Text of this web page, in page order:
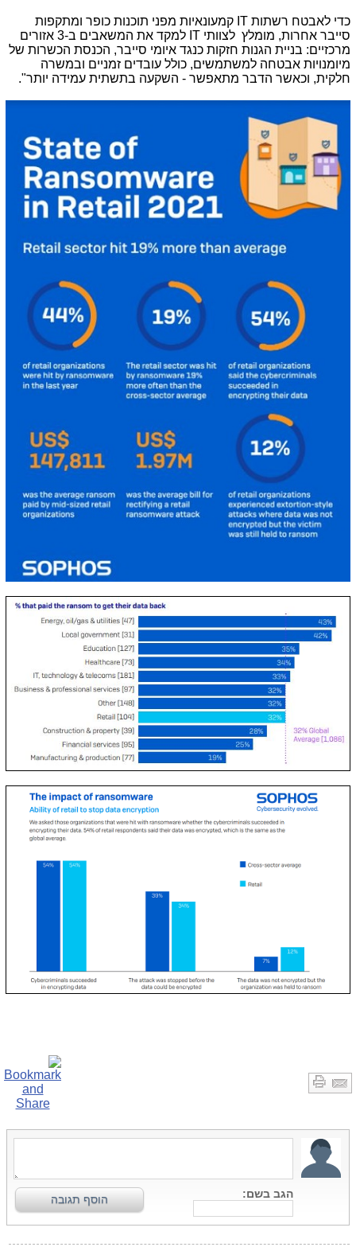
כדי לאבטח רשתות IT קמעונאיות מפני תוכנות כופר ומתקפות
סייבר אחרות, מומלץ לצוותי IT
למקד את המשאבים ב-3 אזורים
מרכזיים: בניית הגנות חזקות כנגד איומי סייבר, הכנסת הכשרות של
מיומנויות אבטחה למשתמשים, כולל עובדים זמניים ובמשרה
חלקית, וכאשר הדבר מתאפשר - השקעה בתשתית עמידה יותר".